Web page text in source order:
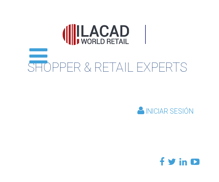
SHOPPER & RETAIL EXPERTS
INICIAR SESIÓN